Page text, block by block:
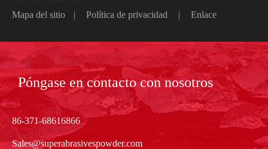
Mapa del sitio
| Política de privacidad | Enlace
Póngase en contacto con nosotros
86-371-68616866
Sales@superabrasivespowder.com